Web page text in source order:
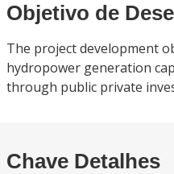
Objetivo de
The project development
hydropower generation
through public private
Chave Detalhes